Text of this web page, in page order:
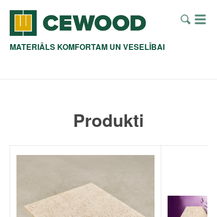
MATERIĀLS KOMFORTAM UN VESELĪBAI
Produkti